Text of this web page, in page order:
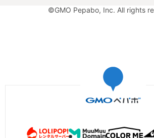
©GMO Pepabo, Inc. All rights